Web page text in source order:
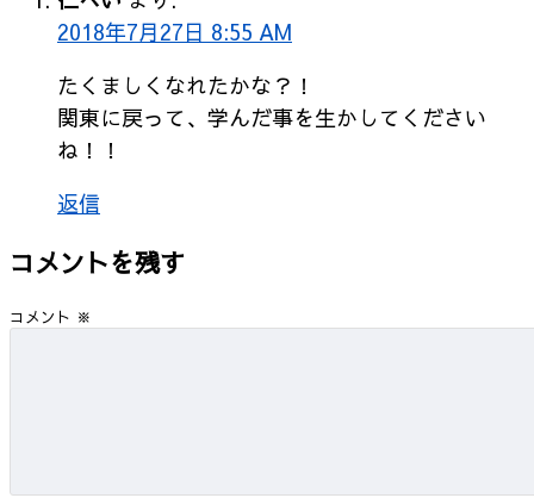
2018年7月27日 8:55 AM
たくましくなれたかな？！
関東に戻って、学んだ事を生かしてください
ね！！
返信
コメントを残す
コメント ※